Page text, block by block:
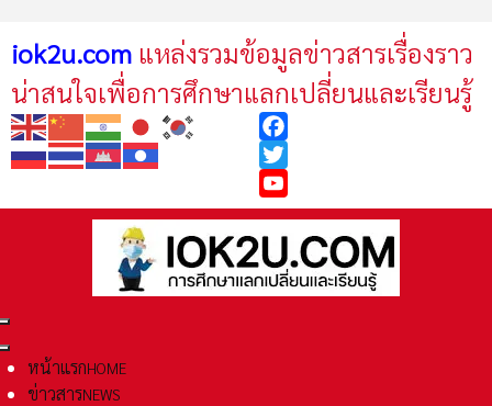
iok2u.com แหล่งรวมข้อมูลข่าวสารเรื่องราว
น่าสนใจเพื่อการศึกษาแลกเปลี่ยนและเรียนรู้
Facebook
Twitter
YouTube
หน้าแรกHOME
ข่าวสารNEWS